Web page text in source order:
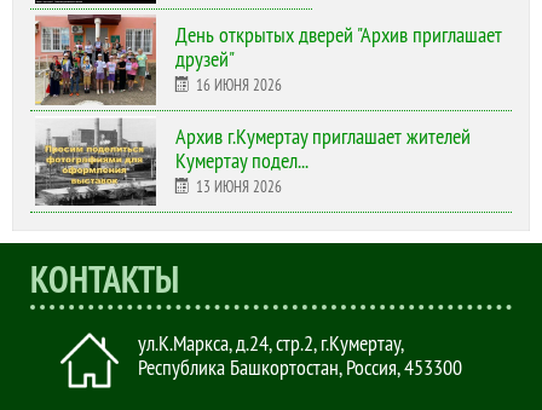
День открытых дверей "Архив приглашает
друзей"
16 ИЮНЯ 2026
Архив г.Кумертау приглашает жителей
Кумертау подел...
13 ИЮНЯ 2026
КОНТАКТЫ
ул.К.Маркса, д.24, стр.2,г.Кумертау,
Республика Башкортостан, Россия,453300